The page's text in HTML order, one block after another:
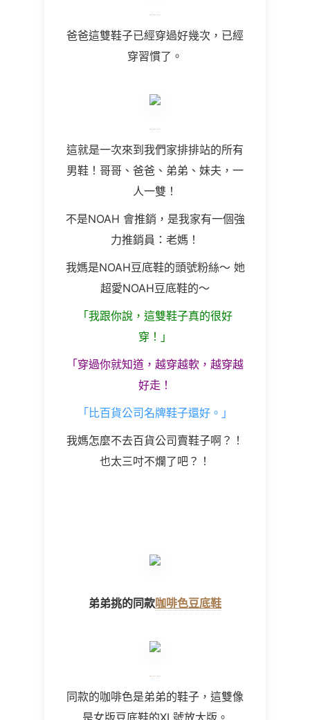
爸爸這雙鞋子已經穿過好幾次，已經
穿習慣了。
這就是一次來到我們家排排站的所有
男鞋！哥哥、爸爸、弟弟、妹夫，一
人一雙！
不是NOAH 會推銷，是我家有一個強
力推銷員：老媽！
我媽是NOAH豆底鞋的頭號粉絲～ 她
超愛NOAH豆底鞋的～
「我跟你說，這雙鞋子真的很好
穿！」
「穿過你就知道，越穿越軟，越穿越
好走！
「比百貨公司名牌鞋子還好。」
我媽怎麼不去百貨公司賣鞋子啊？！
也太三吋不爛了吧？！
弟弟挑的同款咖啡色豆底鞋
同款的咖啡色是弟弟的鞋子，這雙像
是女版豆底鞋的XL號放大版。